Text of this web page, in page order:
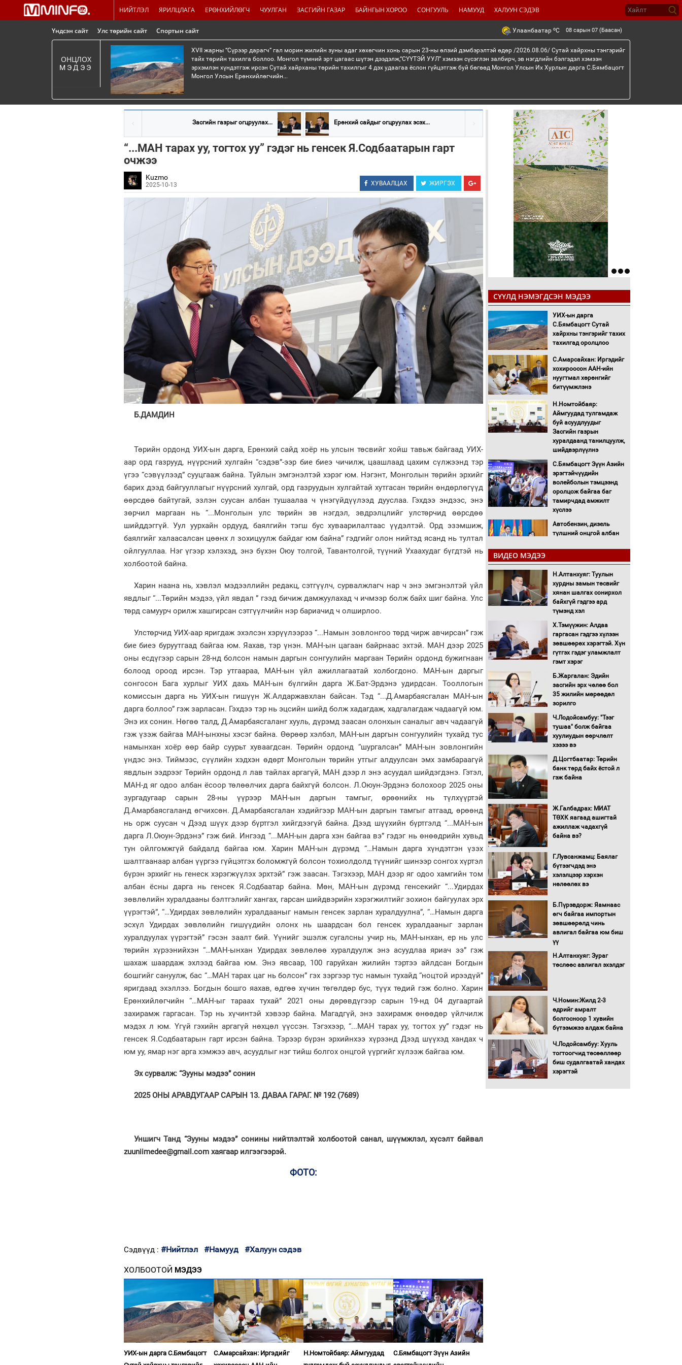
НИЙТЛЭЛ ЯРИЛЦЛАГА ЕРӨНХИЙЛӨГЧ ЧУУЛГАН ЗАСГИЙН ГАЗАР БАЙНГЫН ХОРОО СОНГУУЛЬ НАМУУД ХАЛУУН СЭДЭВ
Үндсэн сайт Улс төрийн сайт Спортын сайт Улаанбаатар oC 08 сарын 07 (Баасан)
ОНЦЛОХ
МЭДЭЭ
XVII жарны “Сүрээр дарагч” гал морин жилийн зуны адаг хөхөгчин хонь сарын 23-ны өлзий дэмбэрэлтэй өдөр /2026.08.06/ Сутай хайрхны тэнгэрийг
тайх төрийн тахилга боллоо. Монгол түмний эрт цагаас шүтэн дээдэлж,“СҮҮТЭЙ УУЛ” хэмээн сүсэглэн залбирч, эв нэгдлийн бэлгэдэл хэмээн
эрхэмлэн хүндэтгэж ирсэн Сутай хайрханы төрийн тахилгыг 4 дэх удаагаа ёслон гүйцэтгэж буй бөгөөд Монгол Улсын Их Хурлын дарга С.Бямбацогт
Монгол Улсын Ерөнхийлөгчийн...
Засгийн газрыг огцруулах... Ерөнхий сайдыг огцруулах эсэх...
“...МАН тарах уу, тогтох уу” гэдэг нь генсек Я.Содбаатарын гарт
очжээ
Kuzmo
2025-10-13 ХУВААЛЦАХ ЖИРГЭХ
Б.ДАМДИН
Төрийн ордонд УИХ-ын дарга, Ерөнхий сайд хоёр нь улсын төсвийг хойш тавьж байгаад УИХ-
аар орд газрууд, нүүрсний хулгайн “сэдэв”-ээр бие биеэ чичилж, цаашлаад цахим сүлжээнд тэр
үгээ “сэвүүлээд” сууцгааж байна. Туйлын эмгэнэлтэй хэрэг юм. Нэгэнт, Монголын төрийн эрхийг
барих дээд байгууллагыг нүүрсний хулгай, орд газруудын хулгайтай хутгасан төрийн өндөрлөгүүд
өөрсдөө байтугай, эзлэн суусан албан тушаалаа ч үнэгүйдүүлээд дууслаа. Гэхдээ эндээс, энэ
зөрчил маргаан нь “...Монголын улс төрийн эв нэгдэл, эвдрэлцлийг улстөрчид өөрсдөө
шийддэггүй. Уул уурхайн ордууд, баялгийн тэгш бус хуваарилалтаас үүдэлтэй. Орд эзэмшиж,
баялгийг халаасалсан цөөнх л зохицуулж байдаг юм байна” гэдгийг олон нийтэд ясанд нь тултал
ойлгууллаа. Нэг үгээр хэлэхэд, энэ бүхэн Оюу толгой, Тавантолгой, түүний Ухаахудаг бүгдтэй нь
холбоотой байна.
Харин наана нь, хэвлэл мэдээллийн редакц, сэтгүүлч, сурвалжлагч нар ч энэ эмгэнэлтэй үйл
явдлыг “...Төрийн мэдээ, үйл явдал ” гээд бичиж дамжуулахад ч ичмээр болж байх шиг байна. Улс
төрд самуурч орилж хашгирсан сэтгүүлчийн нэр бариачид ч олширлоо.
Улстөрчид УИХ-аар яригдаж эхэлсэн хэрүүлээрээ “...Намын зовлонгоо төрд чирж авчирсан” гэж
бие биеэ буруутгаад байгаа юм. Яахав, тэр үнэн. МАН-ын цагаан байрнаас эхтэй. МАН дээр 2025
оны есдүгээр сарын 28-нд болсон намын даргын сонгуулийн маргаан Төрийн ордонд бужигнаан
болоод ороод ирсэн. Тэр утгаараа, МАН-ын үйл ажиллагаатай холбогдоно. МАН-ын даргыг
сонгосон Бага хурлыг УИХ дахь МАН-ын бүлгийн дарга Ж.Бат-Эрдэнэ удирдсан. Тооллогын
комиссын дарга нь УИХ-ын гишүүн Ж.Алдаржавхлан байсан. Тэд “...Д.Амарбаясгалан МАН-ын
дарга боллоо” гэж зарласан. Гэхдээ тэр нь эцсийн шийд болж хадагдаж, хадгалагдаж чадаагүй юм.
Энэ их сонин. Нөгөө талд, Д.Амарбаясгаланг хууль, дүрэмд заасан олонхын саналыг авч чадаагүй
гэж үзэж байгаа МАН-ынхны хэсэг байна. Өөрөөр хэлбэл, МАН-ын даргын сонгуулийн тухайд тус
намынхан хоёр өөр байр суурьт хуваагдсан. Төрийн ордонд “шургалсан” МАН-ын зовлонгийн
үндэс энэ. Тиймээс, сүүлийн хэдхэн өдөрт Монголын төрийн утгыг алдуулсан эмх замбараагүй
явдлын ээдрээг Төрийн ордонд л лав тайлах аргагүй, МАН дээр л энэ асуудал шийдэгдэнэ. Гэтэл,
МАН-д яг одоо албан ёсоор төлөөлчих дарга байхгүй болсон. Л.Оюун-Эрдэнэ болохоор 2025 оны
зургадугаар сарын 28-ны үүрээр МАН-ын даргын тамгыг, өрөөнийх нь түлхүүртэй
Д.Амарбаясгаланд өгчихсөн. Д.Амарбаясгалан хэдийгээр МАН-ын даргын тамгыг атгаад, өрөөнд
нь орж суусан ч Дээд шүүх дээр бүртгэл хийгдээгүй байна. Дээд шүүхийн бүртгэлд “...МАН-ын
дарга Л.Оюун-Эрдэнэ” гэж бий. Ингээд “...МАН-ын дарга хэн байгаа вэ” гэдэг нь өнөөдрийн хувьд
тун ойлгомжгүй байдалд байгаа юм. Харин МАН-ын дүрэмд “…Намын дарга хүндэтгэн үзэх
шалтгаанаар албан үүргээ гүйцэтгэх боломжгүй болсон тохиолдолд түүнийг шинээр сонгох хүртэл
бүрэн эрхийг нь генеск хэрэгжүүлэх эрхтэй” гэж заасан. Тэгэхээр, МАН дээр яг одоо хамгийн том
албан ёсны дарга нь генсек Я.Содбаатар байна. Мөн, МАН-ын дүрэмд генсекийг “...Удирдах
зөвлөлийн хуралдааны бэлтгэлийг хангах, гарсан шийдвэрийн хэрэгжилтийг зохион байгуулах эрх
үүрэгтэй”, “…Удирдах зөвлөлийн хуралдааныг намын генсек зарлан хуралдуулна”, “…Намын дарга
эсхүл Удирдах зөвлөлийн гишүүдийн олонх нь шаардсан бол генсек хуралдааныг зарлан
хуралдуулах үүрэгтэй” гэсэн заалт бий. Үүнийг эшэлж сугалсны учир нь, МАН-ынхан, ер нь улс
төрийн хүрээнийхэн “…МАН-ынхан Удирдах зөвлөлөө хуралдуулж энэ асуудлаа яриач ээ” гэж
шахаж шаардаж эхлээд байгаа юм. Энэ явсаар, 100 гаруйхан жилийн тэртээ айлдсан Богдын
бошгийг сануулж, бас “…МАН тарах цаг нь болсон” гэх зэргээр тус намын тухайд “ноцтой ирээдүй”
яригдаад эхэллээ. Богдын бошго яахав, өдгөө хүчин төгөлдөр бус, түүх төдий гэж болно. Харин
Ерөнхийлөгчийн “…МАН-ыг тараах тухай” 2021 оны дөрөвдүгээр сарын 19-нд 04 дугаартай
захирамж гаргасан. Тэр нь хүчинтэй хэвээр байна. Магадгүй, энэ захирамж өнөөдөр үйлчилж
мэдэх л юм. Үгүй гэхийн аргагүй нөхцөл үүссэн. Тэгэхээр, “...МАН тарах уу, тогтох уу” гэдэг нь
генсек Я.Содбаатарын гарт ирсэн байна. Тэрээр бүрэн эрхийнхээ хүрээнд Дээд шүүхэд хандах ч
юм уу, ямар нэг арга хэмжээ авч, асуудлыг нэг тийш болгох онцгой үүргийг хүлээж байгаа юм.
Эх сурвалж: “Зууны мэдээ” сонин
2025 ОНЫ АРАВДУГААР САРЫН 13. ДАВАА ГАРАГ. № 192 (7689)
Уншигч Танд “Зууны мэдээ” сонины нийтлэлтэй холбоотой санал, шүүмжлэл, хүсэлт байвал
zuuniimedee@gmail.com хаягаар илгээгээрэй.
ФОТО:
Сэдвүүд : #Нийтлэл #Намууд #Халуун сэдэв
ХОЛБООТОЙ МЭДЭЭ
УИХ-ын дарга С.Бямбацогт
С.Амарсайхан: Иргэдийг
Н.Номтойбаяр: Аймгуудад
С.Бямбацогт Зүүн Азийн
СҮҮЛД НЭМЭГДСЭН МЭДЭЭ
УИХ-ын дарга
С.Бямбацогт Сутай
хайрхны тэнгэрийг тахих
тахилгад оролцлоо
С.Амарсайхан: Иргэдийг
хохироосон ААН-ийн
нуугтмал хөрөнгийг
битүүмжлэнэ
Н.Номтойбаяр:
Аймгуудад тулгамдаж
буй асуудлуудыг
Засгийн газрын
хуралдаанд танилцуулж,
шийдвэрлүүлнэ
С.Бямбацогт Зүүн Азийн
эрэгтэйчүүдийн
волейболын тэмцээнд
оролцож байгаа баг
тамирчдад амжилт
хүслээ
Автобензин, дизель
түлшний онцгой албан
Санхүүгийн хэмнэлтийн
горимд эрүүл мэндийн
салбар хамаарахгүй
Нөөцийн махны
нээлттэй ил тод болгоно
Монгол Улс “COP17”-д
“Тал хээрийн
танилцуулна
16 төрлийн эмийг нэг эх
үүсвэрээс худалдан авах
Бүх шатанд хэмнэлтийн
горимд шилжиж, найр
гадаад томилолтыг
хориглолоо
Засгийн газрын ээлжит
хуралдаан болж байна
Автомашинд улсын
дугаарын тэгш,
сондгойгоор шатахуун
Бага орлоготой
иргэдийн орлогод
татвар ногдуулахгүй
байх эрх зүйн орчныг
Хөшөө бүтсэн түүхийг
Хөвсгөл нуурын лусыг
тахих төрийн тахилгын
ёслол боллоо
“Хар жагсаалт”-ын
асуудлыг цэгцлэх
чиглэлээр
Монголбанкны
хугацаатай үүрэг өглөө
ВИДЕО МЭДЭЭ
Н.Алтанхуяг: Туулын
хурдны замын төсвийг
хянан шалгах сонирхол
байхгүй гэдгээ ард
түмэнд хэл
Х.Тэмүүжин: Алдаа
гаргасан гэдгээ хүлээн
зөвшөөрөх хэрэгтэй. Хүн
гүтгэх гэдэг уламжлалт
гэмт хэрэг
Б.Жаргалан: Эдийн
засгийн эрх чөлөө бол
35 жилийн мөрөөдөл
зорилго
Ч.Лодойсамбуу: "Тээг
тушаа" болж байгаа
хуулиудын өөрчлөлт
хэзээ вэ
Д.Цогтбаатар: Төрийн
банк төрд байх ёстой л
гэж байна
Ж.Галбадрах: МИАТ
ТӨХК яагаад ашигтай
ажиллаж чадахгүй
байна вэ?
Г.Лувсанжамц: Баялаг
бүтээгчдэд энэ
хэлэлцээр хэрхэн
нөлөөлөх вэ
Б.Пүрэвдорж: Яамнаас
өгч байгаа импортын
зөвшөөрөлд чинь
авлигал байгаа юм биш
үү
Н.Алтанхуяг: Зураг
төслөөс авлигал эхэлдэг
Ч.Номин:Жилд 2-3
өдрийг амралт
болгосноор 1 хувийн
бүтээмжээ алдаж байна
Ч.Лодойсамбуу: Хууль
тогтоогчид төсөөллөөр
биш судалгаатай хандах
хэрэгтэй